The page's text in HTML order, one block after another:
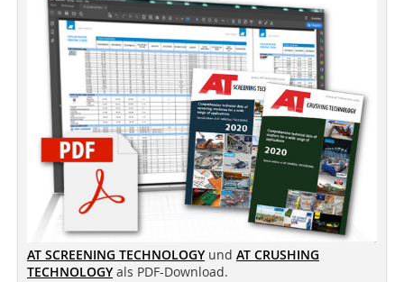
AT SCREENING TECHNOLOGY und AT CRUSHING
TECHNOLOGY als PDF-Download.